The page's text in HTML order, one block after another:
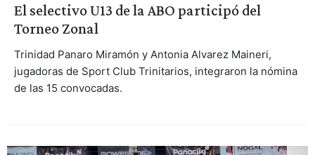
El selectivo U13 de la ABO participó del
Torneo Zonal
Trinidad Panaro Miramón y Antonia Alvarez Maineri,
jugadoras de Sport Club Trinitarios, integraron la nómina
de las 15 convocadas.